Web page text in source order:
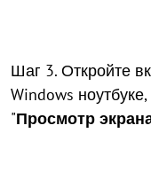
Шаг 3. Откройте
Windows
"Просмотр